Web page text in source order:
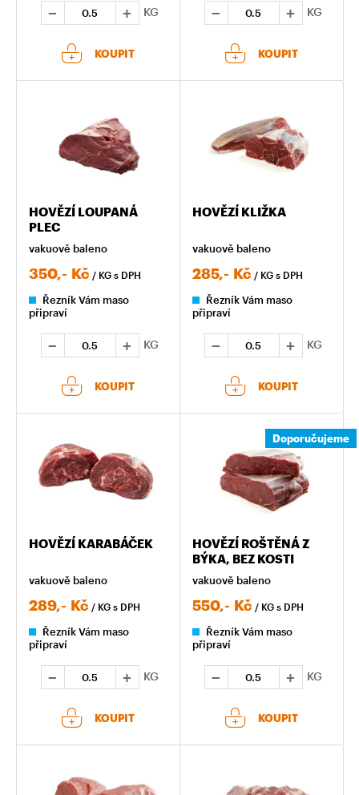
KG
KOUPIT
KG
KOUPIT
HOVĚZÍ LOUPANÁ
PLEC
vakuově baleno
350,- Kč / KG s DPH
Řezník Vám maso
připraví
KG
KOUPIT
HOVĚZÍ KLIŽKA
vakuově baleno
285,- Kč / KG s DPH
Řezník Vám maso
připraví
KG
KOUPIT
HOVĚZÍ KARABÁČEK
vakuově baleno
289,- Kč / KG s DPH
Řezník Vám maso
připraví
KG
KOUPIT
Doporučujeme
HOVĚZÍ ROŠTĚNÁ Z
BÝKA, BEZ KOSTI
vakuově baleno
550,- Kč / KG s DPH
Řezník Vám maso
připraví
KG
KOUPIT